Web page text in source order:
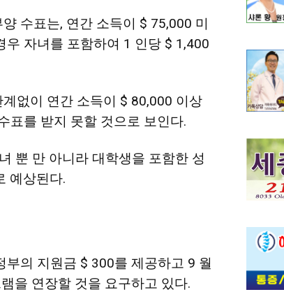
수표는, 연간 소득이 $ 75,000 미
자녀를 포함하여 1 인당 $ 1,400
없이 연간 소득이 $ 80,000 이상
표를 받지 못할 것으로 보인다.
뿐 만 아니라 대학생을 포함한 성
예상된다.
의 지원금 $ 300를 제공하고 9 월
을 연장할 것을 요구하고 있다.